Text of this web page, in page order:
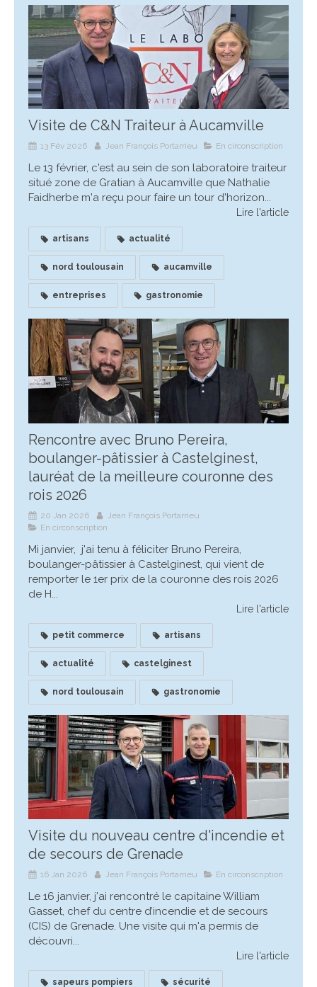
Visite de C&N Traiteur à Aucamville
13 Fév 2026 Jean François Portarrieu En circonscription
Le 13 février, c'est au sein de son laboratoire traiteur
situé zone de Gratian à Aucamville que Nathalie
Faidherbe m'a reçu pour faire un tour d'horizon...
Lire l'article
artisans actualité
nord toulousain aucamville
entreprises gastronomie
Rencontre avec Bruno Pereira,
boulanger-pâtissier à Castelginest,
lauréat de la meilleure couronne des
rois 2026
20 Jan 2026
Jean François Portarrieu
En circonscription
Mi janvier, j'ai tenu à féliciter Bruno Pereira,
boulanger-pâtissier à Castelginest, qui vient de
remporter le 1er prix de la couronne des rois 2026
de H...
Lire l'article
petit commerce artisans
actualité castelginest
nord toulousain gastronomie
Visite du nouveau centre d'incendie et
de secours de Grenade
16 Jan 2026 Jean François Portarrieu En circonscription
Le 16 janvier, j'ai rencontré le capitaine William
Gasset, chef du centre d’incendie et de secours
(CIS) de Grenade. Une visite qui m'a permis de
découvri...
Lire l'article
sapeurs pompiers sécurité